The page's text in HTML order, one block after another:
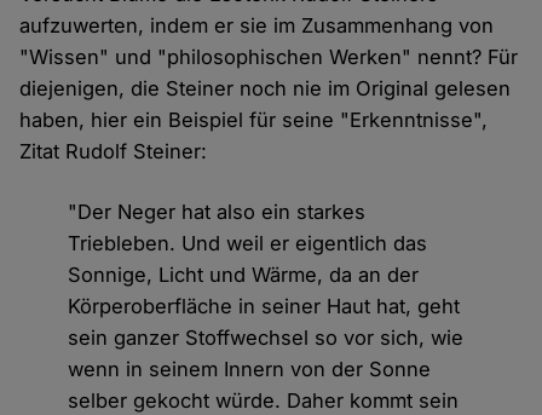
aufzuwerten, indem er sie im Zusammenhang von
"Wissen" und "philosophischen Werken" nennt? Für
diejenigen, die Steiner noch nie im Original gelesen
haben, hier ein Beispiel für seine "Erkenntnisse",
Zitat Rudolf Steiner:
"Der Neger hat also ein starkes
Triebleben. Und weil er eigentlich das
Sonnige, Licht und Wärme, da an der
Körperoberfläche in seiner Haut hat, geht
sein ganzer Stoffwechsel so vor sich, wie
wenn in seinem Innern von der Sonne
selber gekocht würde. Daher kommt sein